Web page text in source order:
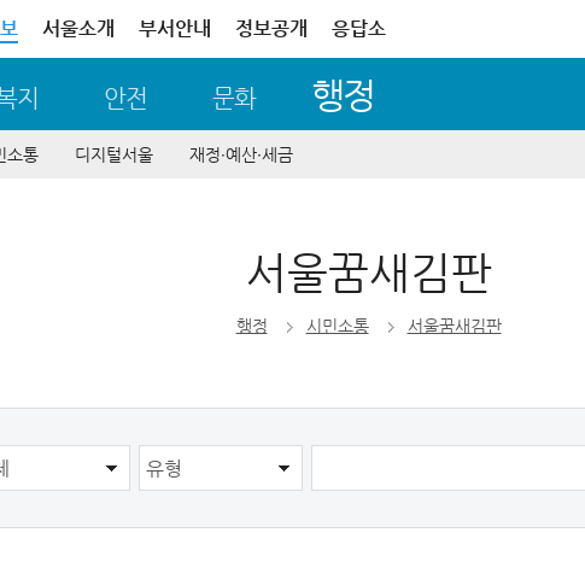
서울소개 부서안내 정보공개 응답소
지 안전 문화 행정
소통 디지털서울 재정∙예산∙세금
서울꿈새김판
행정 시민소통 서울꿈새김판